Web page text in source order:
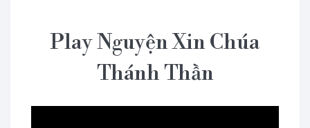
Play Nguyện Xin Chúa
Thánh Thần